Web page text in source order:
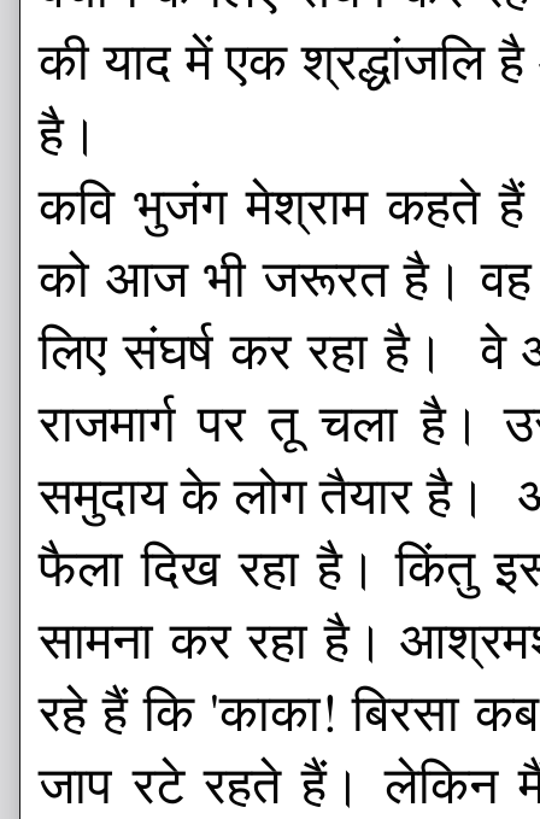
की याद में एक श्रद्धांजलि
है।
कवि भुजंग मेश्राम कहते हैं
को आज भी जरूरत है। वह
लिए संघर्ष कर रहा है। वे
राजमार्ग पर तू चला है।
समुदाय के लोग तैयार है।
फैला दिख रहा है। किंतु
सामना कर रहा है।
रहे हैं कि 'काका! बिरसा
जाप रटे रहते हैं। लेकिन मैं